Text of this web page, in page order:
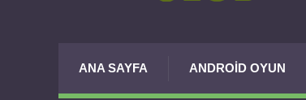
ANA SAYFA ANDROID OYUN